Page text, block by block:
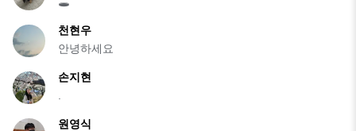
천현우
안녕하세요
손지현
원영식